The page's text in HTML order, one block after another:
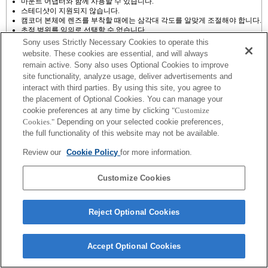
스테디샷이 지원되지 않습니다.
캠코더 본체에 렌즈를 부착할 때에는 삼각대 각도를 알맞게 조절해야 합니다.
초점 범위를 임의로 선택할 수 없습니다.
자동 초점 기능인 AF-S(싱글 AF)를 사용할 수 있습니다. (원문: 자동 초점 기
능인 AF-S(싱글 AF)를 사용할 수 있습니다.* A-마운트 렌즈가 부착된 상태에
서는 E-마운트 렌즈가 부착되었을 때보다 자동 초점 조절 속도가 느립니다.
(약 2~7초가 걸립니다(소니의 표준 측정 방식 기준). 이는 피사체 또는 촬영
환경의 밝기에 따라 달라질 수도 있습니다.)* 동영상 녹화 중에는 자동 초점
기능이 작동하지 않습니다.)
동영상 녹화 중에 줌 및 초점 조정 시 발생하는 렌즈 작동음이 녹음될 수 있습
니다.
촬영하는 동안 조리개를 조절하면 작동음이 발생하거나 작동 중에 화면이 밝
아질 수 있습니다.
Sony uses Strictly Necessary Cookies to operate this
website. These cookies are essential, and will always
remain active. Sony also uses Optional Cookies to improve
site functionality, analyze usage, deliver advertisements and
interact with third parties. By using this site, you agree to
the placement of Optional Cookies. You can manage your
cookie preferences at any time by clicking "Customize
Cookies." Depending on your selected cookie preferences,
the full functionality of this website may not be available.
Review our Cookie Policyfor more information.
Customize Cookies
Reject Optional Cookies
Accept Optional Cookies